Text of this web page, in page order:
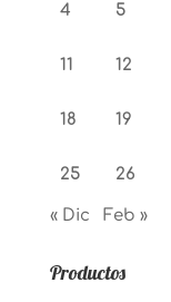
4 5
11 12
18 19
25 26
« Dic Feb »
Productos